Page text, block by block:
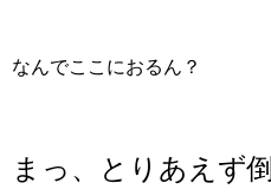
なんでここにおるん？
まっ、とりあえず